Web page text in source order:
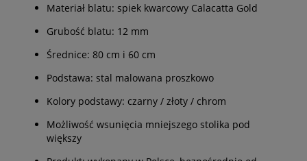
Materiał blatu: spiek kwarcowy Calacatta Gold
Grubość blatu: 12 mm
Średnice: 80 cm i 60 cm
Podstawa: stal malowana proszkowo
Kolory podstawy: czarny / złoty / chrom
Możliwość wsunięcia mniejszego stolika pod
większy